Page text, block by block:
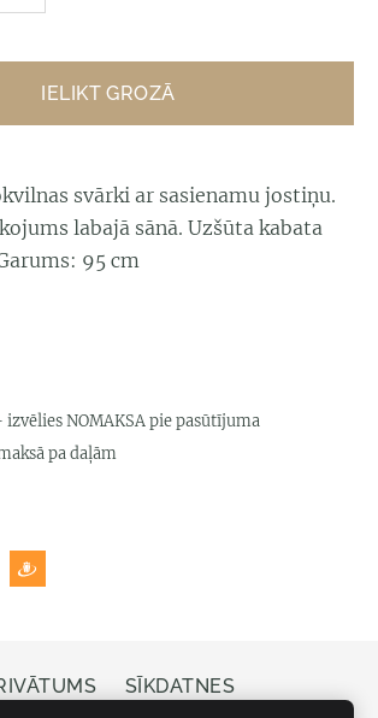
IELIKT GROZĀ
svārki ar sasienamu jostiņu.
labajā sānā. Uzšūta kabata
95 cm
NOMAKSA pie pasūtījuma
pa daļām
SĪKDATNES